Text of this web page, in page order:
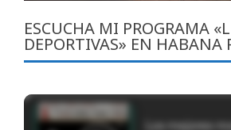
ESCUCHA MI PROGRAMA
DEPORTIVAS» EN HABANA